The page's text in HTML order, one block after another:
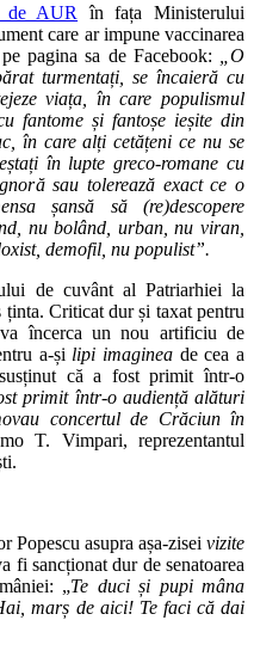
de AUR
în fața Ministerului
care ar impune vaccinarea
pagina sa de Facebook:
„O
turmentați, se încaieră cu
viața, în care populismul
fantome și fantoșe ieșite din
în care alți cetățeni ce nu se
în lupte greco-romane cu
sau tolerează exact ce o
șansă să (re)descopere
nu bolând, urban, nu viran,
demofil, nu populist”.
de cuvânt al Patriarhiei la
Criticat dur și taxat pentru
încerca un nou artificiu de
a-și lipi imaginea de cea a
că a fost primit într-o
primit într-o audiență alături
concertul de Crăciun în
T. Vimpari, reprezentantul
Popescu asupra așa-zisei vizite
fi sancționat dur de senatoarea
„Te duci și pupi mâna
marș de aici! Te faci că dai